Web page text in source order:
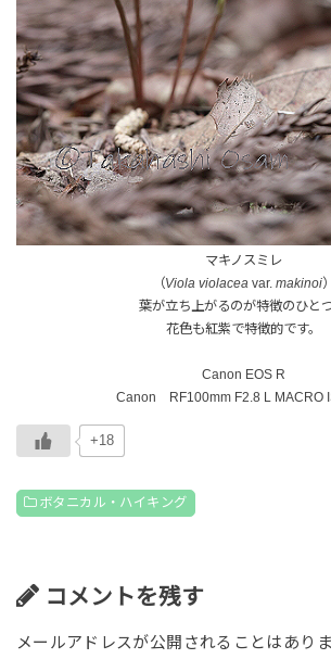
マキノスミレ
（Viola violaceavar. makinoi）
葉が立ち上がるのが特徴のひとつ
花色も紅紫で特徴的です。
Canon EOS R
Canon RF100mm F2.8 L MACRO
+18
ボタニカル・ハイキング
コメントを残す
メールアドレスが公開されることはありま